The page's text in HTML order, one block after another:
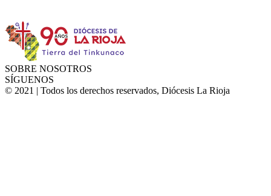
SOBRE NOSOTROS
SÍGUENOS
© 2021 | Todos los derechos reservados, Diócesis La Rioja